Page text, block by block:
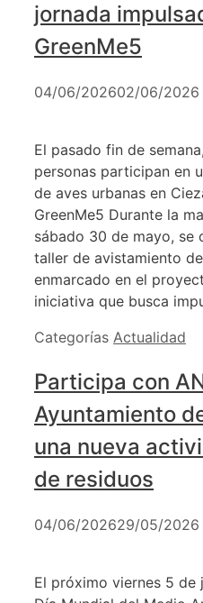
jornada
GreenMe5
04/06/202602/06/2026
El pasado fin de
personas participan en
de aves urbanas en
GreenMe5 Durante la
sábado 30 de mayo, se
taller de avistamiento
enmarcado en el
iniciativa que busca
Categorías Actualidad
Participa con
Ayuntamiento
una nueva
de residuos
04/06/202629/05/2026
El próximo viernes 5